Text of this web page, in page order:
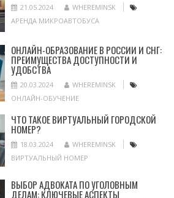
21.05.2024
WHEREMINSK
АРЕНДА МИКРОАВТОБУСА
ОНЛАЙН-ОБРАЗОВАНИЕ В РОССИИ И СНГ:
ПРЕИМУЩЕСТВА ДОСТУПНОСТИ И
УДОБСТВА
20.03.2024
WHEREMINSK
ОНЛАЙН-ОБУЧЕНИЕ
ЧТО ТАКОЕ ВИРТУАЛЬНЫЙ ГОРОДСКОЙ
НОМЕР?
18.03.2024
WHEREMINSK
ВИРТУАЛЬНЫЙ НОМЕР
ВЫБОР АДВОКАТА ПО УГОЛОВНЫМ
ДЕЛАМ: КЛЮЧЕВЫЕ АСПЕКТЫ